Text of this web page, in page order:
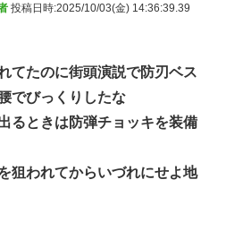
投稿日時:2025/10/03(金) 14:36:39.39
てたのに街頭演説で防刃ベス
でびっくりしたな
るときは防弾チョッキを装備
狙われてからいづれにせよ地